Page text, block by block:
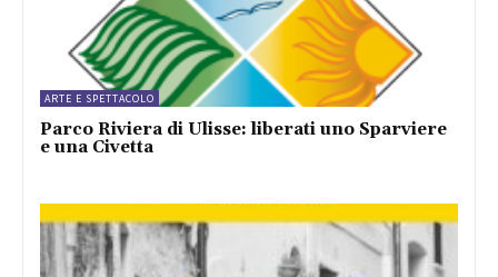
ARTE E SPETTACOLO
Parco Riviera di Ulisse: liberati uno Sparviere
e una Civetta